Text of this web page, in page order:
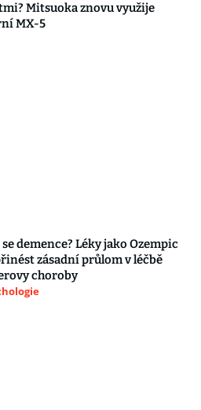
Mitsuoka znovu využije
MX-5
demence? Léky jako Ozempic
zásadní průlom v léčbě
choroby